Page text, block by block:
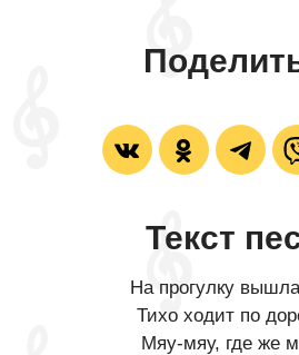
Текст
На прогулку
Тихо ходит по
Мяу-мяу, где же